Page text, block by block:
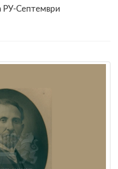
РУ-Септември